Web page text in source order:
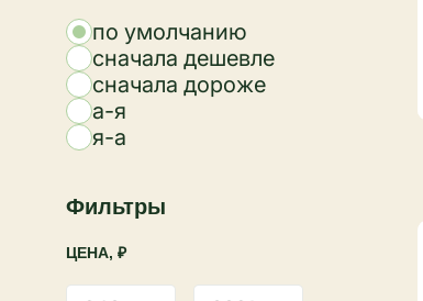
по умолчанию
сначала дешевле
сначала дороже
а-я
я-а
Фильтры
ЦЕНА, ₽